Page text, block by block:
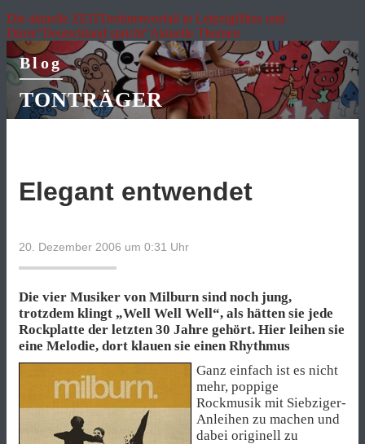
Die aktuelle ZEITDrohnenvorfall in LeipzigHitze und
Dürre"Deutschland spricht"Aktuelle Themen
Blog
TONTRÄGER
Elegant entwendet
20. Dezember 2006 um 0:31 Uhr
Die vier Musiker von Milburn sind noch jung,
trotzdem klingt „Well Well Well“, als hätten sie jede
Rockplatte der letzten 30 Jahre gehört. Hier leihen sie
eine Melodie, dort klauen sie einen Rhythmus
Ganz einfach ist es nicht
mehr, poppige
Rockmusik mit Siebziger-
Anleihen zu machen und
dabei originell zu